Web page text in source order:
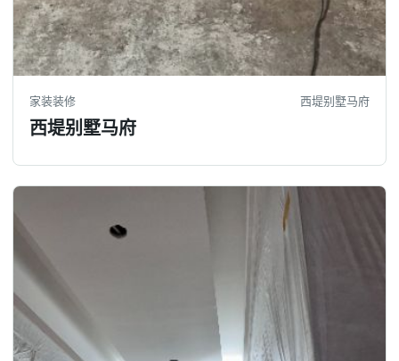
家装装修 西堤别墅马府
西堤别墅马府